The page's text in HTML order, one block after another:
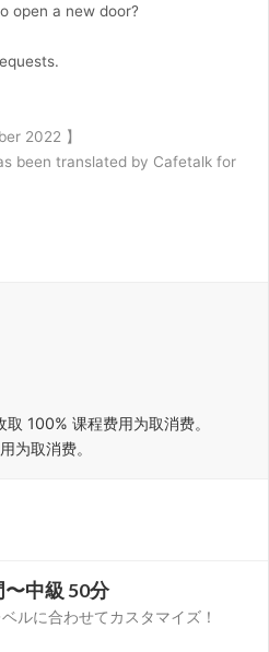
open a new door?
2022 】
been translated by Cafetalk for
100% 课程费用为取消费。
为取消费。
〜中級 50分
ルに合わせてカスタマイズ！